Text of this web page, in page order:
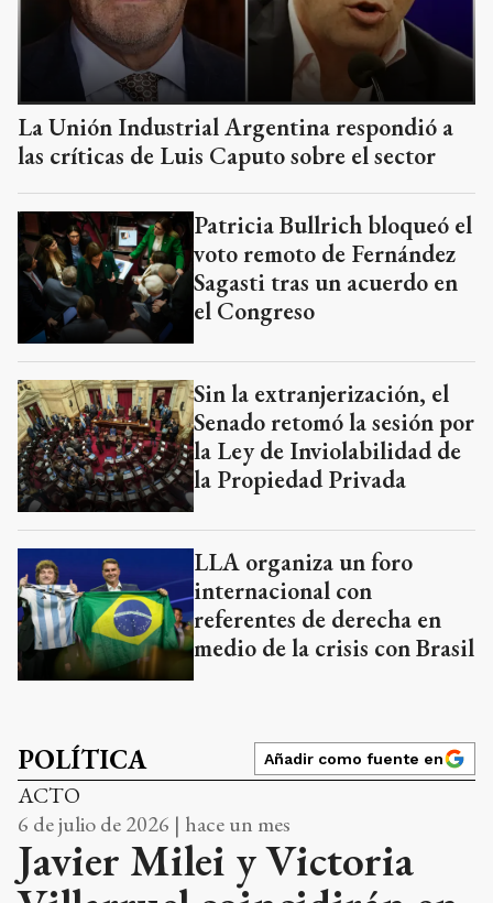
La Unión Industrial Argentina respondió a
las críticas de Luis Caputo sobre el sector
Patricia Bullrich bloqueó el
voto remoto de Fernández
Sagasti tras un acuerdo en
el Congreso
Sin la extranjerización, el
Senado retomó la sesión por
la Ley de Inviolabilidad de
la Propiedad Privada
LLA organiza un foro
internacional con
referentes de derecha en
medio de la crisis con Brasil
POLÍTICA Añadir como fuente en
ACTO
6 de julio de 2026 | hace un mes
Javier Milei y Victoria